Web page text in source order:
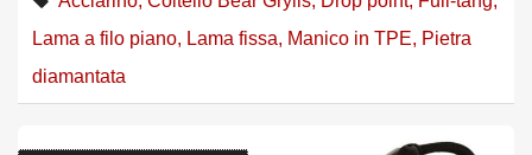
Lama a filo piano, Lama fissa, Manico in TPE, Pietra
diamantata